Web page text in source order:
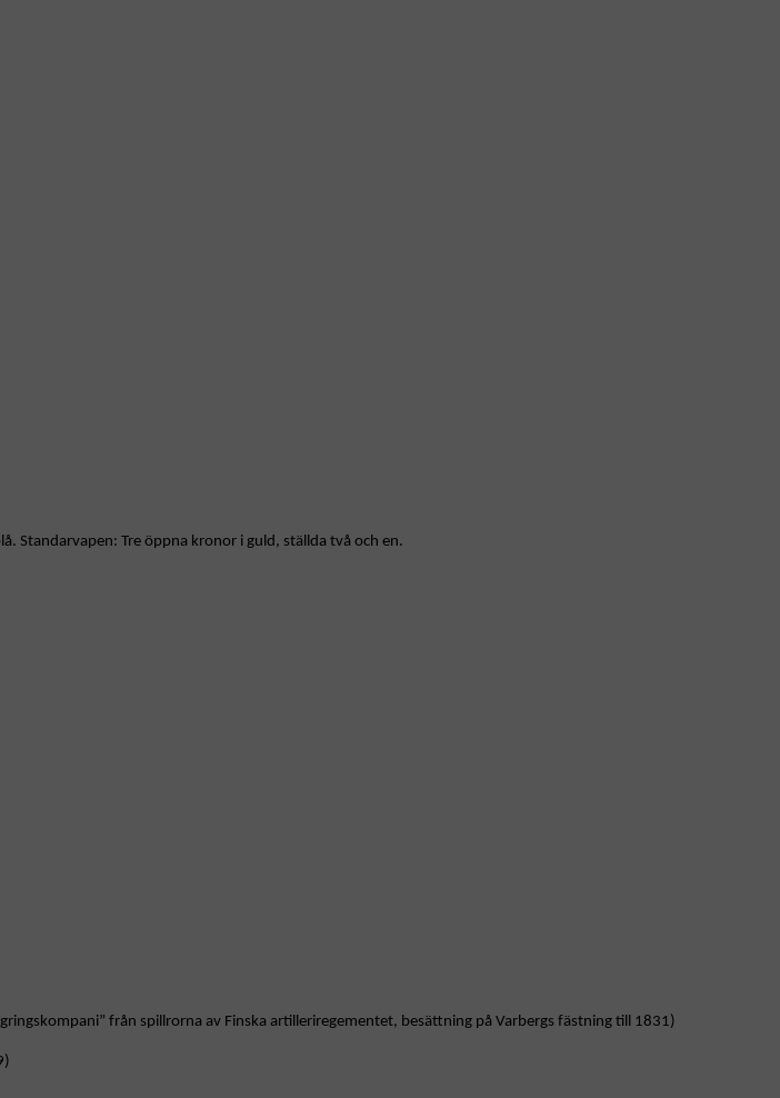
Standarvapen: Tre öppna kronor i guld, ställda två och en.
från spillrorna av Finska artilleriregementet, besättning på Varbergs fästning till 1831)